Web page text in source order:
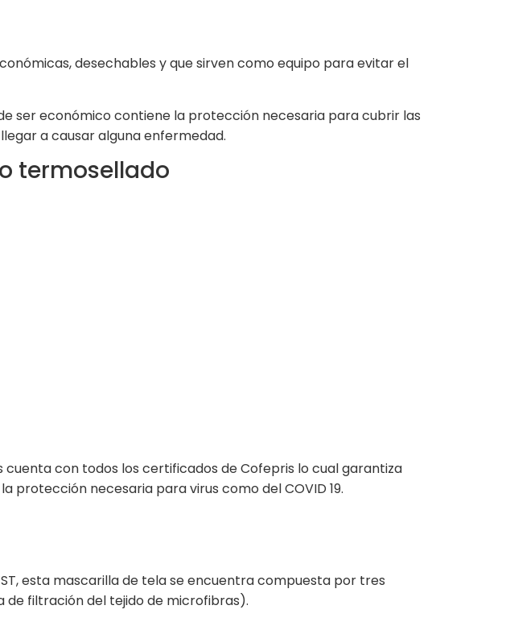
desechables y que sirven como equipo para evitar el
ser económico contiene la protección necesaria para cubrir las
a causar alguna enfermedad.
termosellado
con todos los certificados de Cofepris lo cual garantiza
necesaria para virus como del COVID 19.
esta mascarilla de tela se encuentra compuesta por tres
de filtración del tejido de microfibras).